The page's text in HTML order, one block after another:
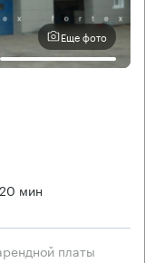
Еще фото
20 мин
платы